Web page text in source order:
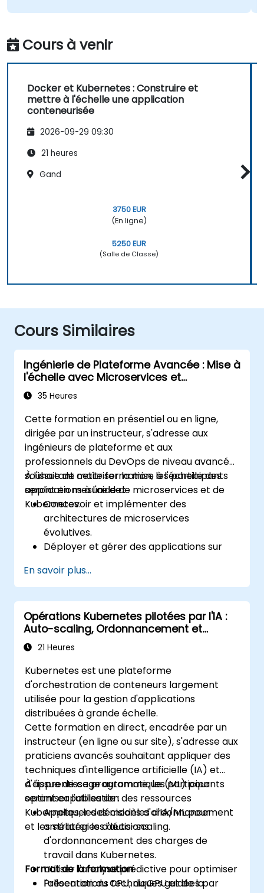
Cours à venir
Docker et Kubernetes : Construire et
mettre à l'échelle une application
conteneurisée
2026-09-29 09:30
21 heures
Gand
3750 EUR
(En ligne)
5250 EUR
(Salle de Classe)
Cours Similaires
Ingénierie de Plateforme Avancée : Mise à
l'échelle avec Microservices et
Kubernetes
35 Heures
Cette formation en présentiel ou en ligne,
dirigée par un instructeur, s'adresse aux
ingénieurs de plateforme et aux
professionnels du DevOps de niveau avancé
souhaitant maîtriser la mise à l'échelle des
applications à l'aide de microservices et de
Kubernetes.
À l'issue de cette formation, les participants
seront en mesure de :
Concevoir et implémenter des
architectures de microservices
évolutives.
Déployer et gérer des applications sur
Utiliser les chartes Helm pour un
déploiement efficace des services.
Surveiller et maintenir la santé des
microservices en production.
Appliquer les meilleures pratiques en
matière de sécurité et de conformité
En savoir plus...
Opérations Kubernetes pilotées par l'IA :
Auto-scaling, Ordonnancement et
Optimisation des Ressources
21 Heures
Kubernetes est une plateforme
d'orchestration de conteneurs largement
utilisée pour la gestion d'applications
distribuées à grande échelle.
Cette formation en direct, encadrée par un
instructeur (en ligne ou sur site), s'adresse aux
praticiens avancés souhaitant appliquer des
techniques d'intelligence artificielle (IA) et
d'apprentissage automatique (ML) pour
optimiser l'utilisation des ressources
Kubernetes, les décisions d'ordonnancement
et les stratégies d'auto-scaling.
À l'issue de ce programme, les participants
seront capables de :
Appliquer des modèles d'IA/ML pour
améliorer les décisions
d'ordonnancement des charges de
travail dans Kubernetes.
Utiliser l'analyse prédictive pour optimiser
l'allocation du CPU, du GPU et de la
Format de la formation
Présentations techniques guidées par